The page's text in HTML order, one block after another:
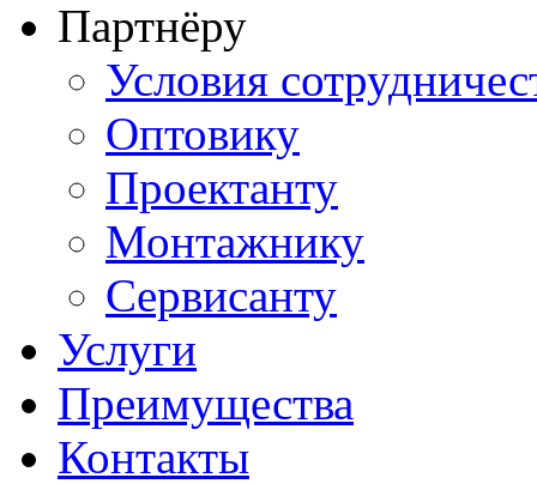
Партнёру
Условия
Оптовику
Проектанту
Монтажнику
Сервисанту
Услуги
Преимущества
Контакты